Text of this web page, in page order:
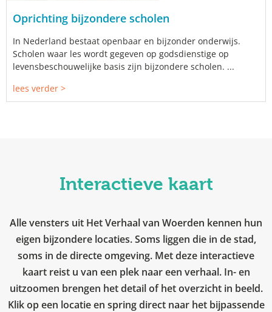
Oprichting bijzondere scholen
In Nederland bestaat openbaar en bijzonder onderwijs.
Scholen waar les wordt gegeven op godsdienstige op
levensbeschouwelijke basis zijn bijzondere scholen. ...
lees verder >
Interactieve kaart
Alle vensters uit Het Verhaal van Woerden kennen hun
eigen bijzondere locaties. Soms liggen die in de stad,
soms in de directe omgeving. Met deze interactieve
kaart reist u van een plek naar een verhaal. In- en
uitzoomen brengen het detail of het overzicht in beeld.
Klik op een locatie en spring direct naar het bijpassende